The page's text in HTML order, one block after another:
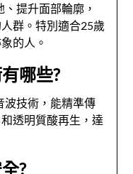
提升面部輪廓，
群。特別適合25歲
的人。
哪些?
波技術，能精準傳
透明質酸再生，達
?